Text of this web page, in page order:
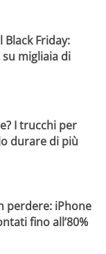
Friday:
su migliaia di
I trucchi per
durare di più
perdere: iPhone
fino all’80%